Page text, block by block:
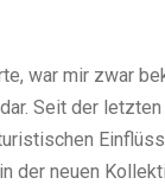
war mir zwar
Seit der
der neuen